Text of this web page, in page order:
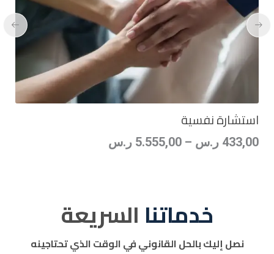
استشارة نفسية
433,00 ر.س –
5.555,00 ر.س
خدماتنا السريعة
نصل إليك بالحل القانوني في الوقت الذي تحتاجينه